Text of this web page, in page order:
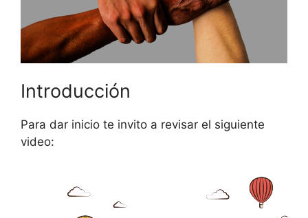
Introducción
Para dar inicio te invito a revisar el siguiente
video: